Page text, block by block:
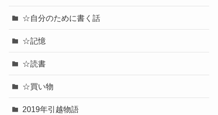
☆自分のために書く話
☆記憶
☆読書
☆買い物
2019年引越物語